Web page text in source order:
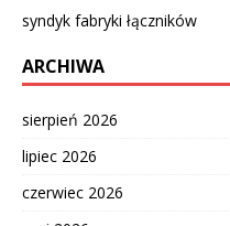
syndyk fabryki łączników
ARCHIWA
sierpień 2026
lipiec 2026
czerwiec 2026